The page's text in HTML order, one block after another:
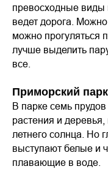
превосходные
ведет дорога.
можно прогуляться
лучше выделить
все.
Приморский парк
В парке семь
растения и
летнего солнца. Но
выступают белые и
плавающие в воде.